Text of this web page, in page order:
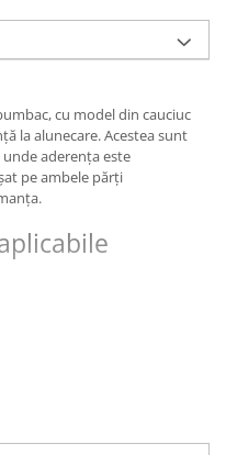
cu model din cauciuc
la alunecare. Acestea sunt
aderența este
pe ambele părți